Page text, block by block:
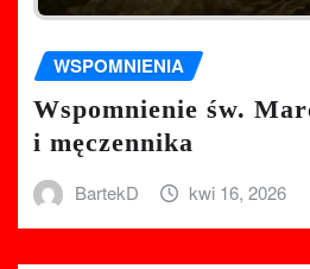
WSPOMNIENIA
Wspomnienie św.
i męczennika
BartekD kwi 16, 2026